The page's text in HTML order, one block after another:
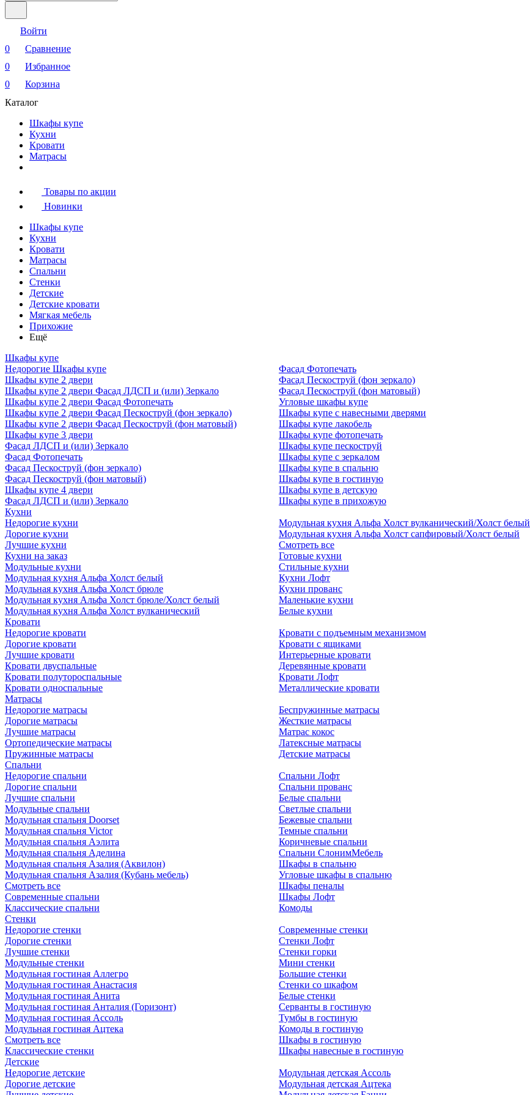
Войти
0
Сравнение
0
Избранное
0
Корзина
Каталог
Шкафы купе
Кухни
Кровати
Матрасы
Товары по акции
Новинки
Шкафы купе
Кухни
Кровати
Матрасы
Cпальни
Стенки
Детские
Детские кровати
Мягкая мебель
Прихожие
Ещё
Шкафы купе
Недорогие Шкафы купе
Шкафы купе 2 двери
Шкафы купе 2 двери Фасад ЛДСП и (или) Зеркало
Шкафы купе 2 двери Фасад Фотопечать
Шкафы купе 2 двери Фасад Пескоструй (фон зеркало)
Шкафы купе 2 двери Фасад Пескоструй (фон матовый)
Шкафы купе 3 двери
Фасад ЛДСП и (или) Зеркало
Фасад Фотопечать
Фасад Пескоструй (фон зеркало)
Фасад Пескоструй (фон матовый)
Шкафы купе 4 двери
Фасад ЛДСП и (или) Зеркало
Фасад Фотопечать
Фасад Пескоструй (фон зеркало)
Фасад Пескоструй (фон матовый)
Угловые шкафы купе
Шкафы купе с навесными дверями
Шкафы купе лакобель
Шкафы купе фотопечать
Шкафы купе пескоструй
Шкафы купе с зеркалом
Шкафы купе в спальню
Шкафы купе в гостиную
Шкафы купе в детскую
Шкафы купе в прихожую
Кухни
Недорогие кухни
Дорогие кухни
Лучшие кухни
Кухни на заказ
Модульные кухни
Модульная кухня Альфа Холст белый
Модульная кухня Альфа Холст брюле
Модульная кухня Альфа Холст брюле/Холст белый
Модульная кухня Альфа Холст вулканический
Модульная кухня Альфа Холст вулканический/Холст белый
Модульная кухня Альфа Холст сапфировый/Холст белый
Смотреть все
Готовые кухни
Стильные кухни
Кухни Лофт
Кухни прованс
Маленькие кухни
Белые кухни
Кровати
Недорогие кровати
Дорогие кровати
Лучшие кровати
Кровати двуспальные
Кровати полутороспальные
Кровати односпальные
Кровати с подъемным механизмом
Кровати с ящиками
Интерьерные кровати
Деревянные кровати
Кровати Лофт
Металлические кровати
Матрасы
Недорогие матрасы
Дорогие матрасы
Лучшие матрасы
Ортопедические матрасы
Пружинные матрасы
Беспружинные матрасы
Жесткие матрасы
Матрас кокос
Латексные матрасы
Детские матрасы
Cпальни
Недорогие спальни
Дорогие спальни
Лучшие спальни
Модульные спальни
Модульная спальня Doorset
Модульная спальня Victor
Модульная спальня Аэлита
Модульная спальня Аделина
Модульная спальня Азалия (Аквилон)
Модульная спальня Азалия (Кубань мебель)
Смотреть все
Современные спальни
Классические спальни
Спальни Лофт
Спальни прованс
Белые спальни
Светлые спальни
Бежевые спальни
Темные спальни
Коричневые спальни
Спальни СлонимМебель
Шкафы в спальню
Угловые шкафы в спальню
Шкафы пеналы
Шкафы Лофт
Комоды
Стенки
Недорогие стенки
Дорогие стенки
Лучшие стенки
Модульные стенки
Модульная гостиная Аллегро
Модульная гостиная Анастасия
Модульная гостиная Анита
Модульная гостиная Анталия (Горизонт)
Модульная гостиная Ассоль
Модульная гостиная Ацтека
Смотреть все
Классические стенки
Современные стенки
Стенки Лофт
Стенки горки
Мини стенки
Большие стенки
Стенки со шкафом
Белые стенки
Серванты в гостиную
Тумбы в гостиную
Комоды в гостиную
Шкафы в гостиную
Шкафы навесные в гостиную
Детские
Недорогие детские
Дорогие детские
Модульная детская Ассоль
Модульная детская Ацтека